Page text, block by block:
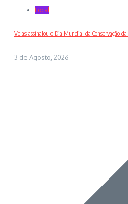
Local
Velas assinalou o Dia Mundial da Conservação
3 de Agosto, 2026